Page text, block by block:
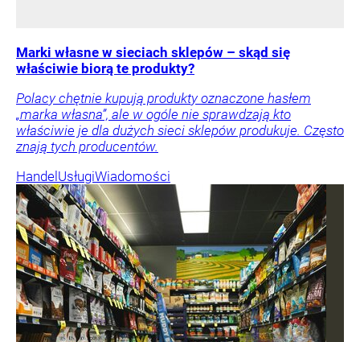
Marki własne w sieciach sklepów – skąd się
właściwie biorą te produkty?
Polacy chętnie kupują produkty oznaczone hasłem
„marka własna”, ale w ogóle nie sprawdzają kto
właściwie je dla dużych sieci sklepów produkuje. Często
znają tych producentów.
HandelUsługiWiadomości